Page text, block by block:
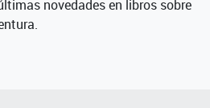
novedades en libros sobre